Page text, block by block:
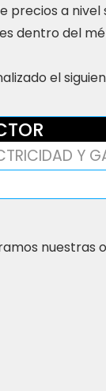
precios a
dentro del
el
Y
nuestras